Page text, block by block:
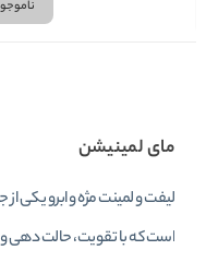
مای لمینیشن
لیفت و لمینت مژه و ابرو یکی
است که با تقویت، حالت‌ دهی